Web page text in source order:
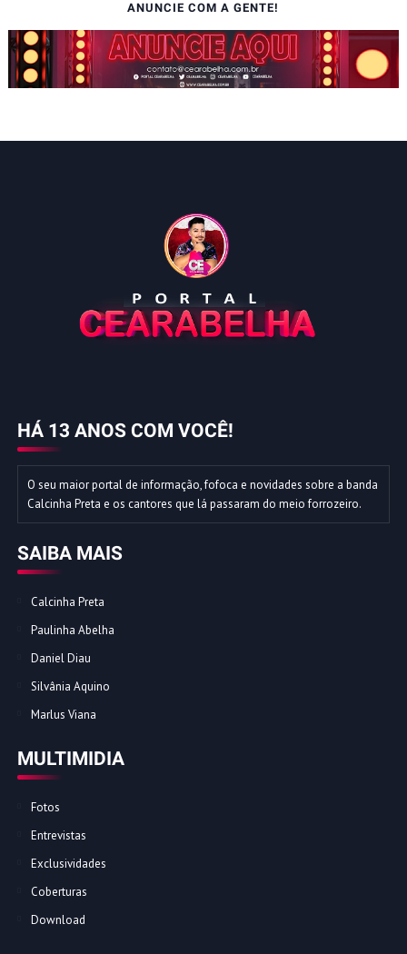
ANUNCIE COM A GENTE!
HÁ 13 ANOS COM VOCÊ!
O seu maior portal de informação, fofoca e novidades sobre a banda
Calcinha Preta e os cantores que lá passaram do meio forrozeiro.
SAIBA MAIS
Calcinha Preta
Paulinha Abelha
Daniel Diau
Silvânia Aquino
Marlus Viana
MULTIMIDIA
Fotos
Entrevistas
Exclusividades
Coberturas
Download